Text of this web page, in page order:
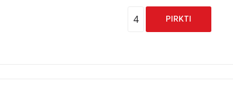
4 PIRKTI